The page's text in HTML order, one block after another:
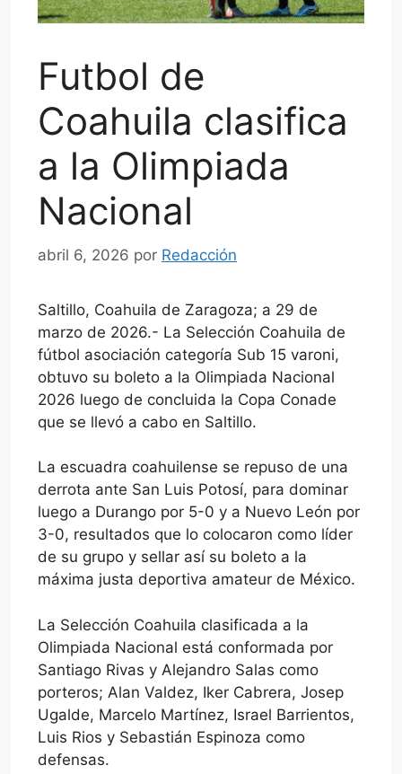
Futbol de
Coahuila clasifica
a la Olimpiada
Nacional
abril 6, 2026 por Redacción
Saltillo, Coahuila de Zaragoza; a 29 de
marzo de 2026.- La Selección Coahuila de
fútbol asociación categoría Sub 15 varoni,
obtuvo su boleto a la Olimpiada Nacional
2026 luego de concluida la Copa Conade
que se llevó a cabo en Saltillo.
La escuadra coahuilense se repuso de una
derrota ante San Luis Potosí, para dominar
luego a Durango por 5-0 y a Nuevo León por
3-0, resultados que lo colocaron como líder
de su grupo y sellar así su boleto a la
máxima justa deportiva amateur de México.
La Selección Coahuila clasificada a la
Olimpiada Nacional está conformada por
Santiago Rivas y Alejandro Salas como
porteros; Alan Valdez, Iker Cabrera, Josep
Ugalde, Marcelo Martínez, Israel Barrientos,
Luis Rios y Sebastián Espinoza como
defensas.